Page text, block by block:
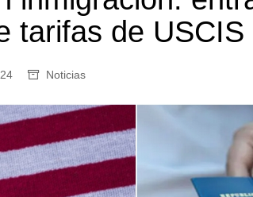
tarifas de USCIS
Noticias